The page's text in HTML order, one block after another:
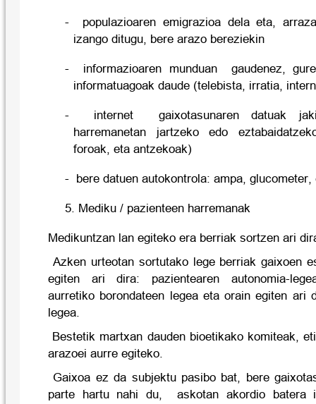
- populazioaren emigrazioa dela eta,
izango ditugu, bere arazo bereziekin
- informazioaren munduan gaudenez,
informatuagoak daude (telebista, irratia,
- internet gaixotasunaren datuak
harremanetan jartzeko edo
foroak, eta antzekoak)
- bere datuen autokontrola: ampa, glucometer,
5. Mediku / pazienteen harremanak
Medikuntzan lan egiteko era berriak sortzen ari
Azken urteotan sortutako lege berriak gaixoen
egiten ari dira: pazientearen autonomia-
aurretiko borondateen legea eta orain egiten ari
legea.
Bestetik martxan dauden bioetikako komiteak,
arazoei aurre egiteko.
Gaixoa ez da subjektu pasibo bat, bere
parte hartu nahi du, askotan akordio batera